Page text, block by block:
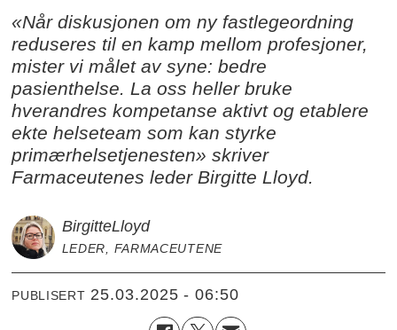
«Når diskusjonen om ny fastlegeordning
reduseres til en kamp mellom profesjoner,
mister vi målet av syne: bedre
pasienthelse. La oss heller bruke
hverandres kompetanse aktivt og etablere
ekte helseteam som kan styrke
primærhelsetjenesten» skriver
Farmaceutenes leder Birgitte Lloyd.
BirgitteLloyd
LEDER, FARMACEUTENE
PUBLISERT 25.03.2025 - 06:50